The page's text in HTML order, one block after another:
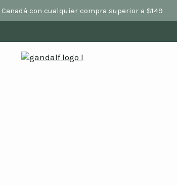
con cualquier compra superior a $149